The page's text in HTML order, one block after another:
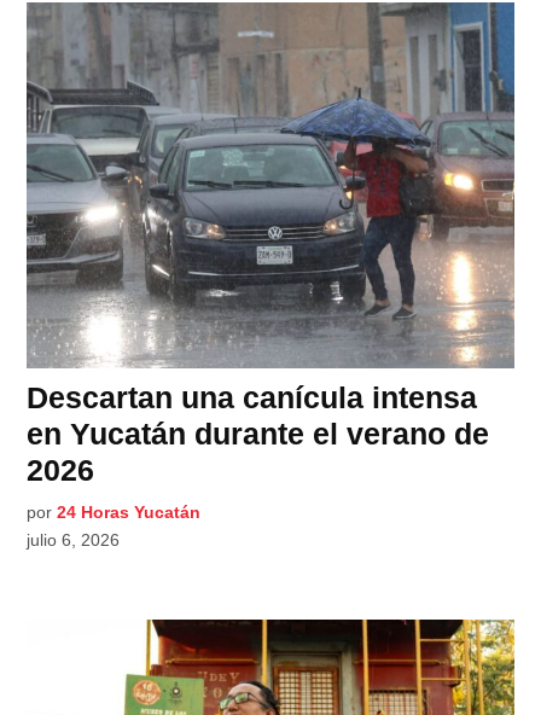
Descartan una canícula intensa
en Yucatán durante el verano de
2026
por 24 Horas Yucatán
julio 6, 2026